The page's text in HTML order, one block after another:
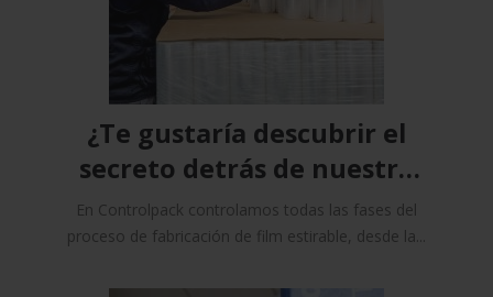
¿Te gustaría descubrir el
secreto detrás de nuestro
film estirable?
En Controlpack controlamos todas las fases del
proceso de fabricación de film estirable, desde la...